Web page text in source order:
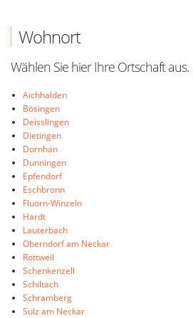
Wohnort
Wählen Sie hier Ihre Ortschaft aus.
Aichhalden
Bösingen
Deisslingen
Dietingen
Dornhan
Dunningen
Epfendorf
Eschbronn
Fluorn-Winzeln
Hardt
Lauterbach
Oberndorf am Neckar
Rottweil
Schenkenzell
Schiltach
Schramberg
Sulz am Neckar